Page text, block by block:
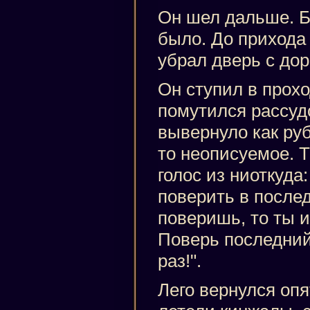
Он шел дальше.
было. До
убрал дверь с
Он ступил в
помутился
вывернуло как
то неописуемое.
голос из
поверить в
поверишь, то ты
Поверь
раз!".
Лего вернулся